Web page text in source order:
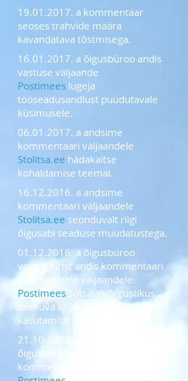
19.01.2017. a kommentaar
seoses trahvide määra
kavandatava tõstmisega.
16.01.2017. a õigusbüroo andis
vastuse väljaande
Postimees lugeja
tööseadusandlust puudutavale
küsimusele.
06.01.2017. a andsime
kommentaari väljaandele
Stolitsa.ee hädakaitse
kohaldamise teemal.
16.12.2016. a andsime
kommentaari väljaandele
Stolitsa.ee seonduvalt riigi
õigusabi seaduse muudatustega.
01.12.2016. a õigusbüroo
vanemjurist andis kommentaari
venekeelsele väljaandele
Postimees sotsiaalvõrgustikus
toimuva kirjavahetuse tõendina
kasutamise teemal.
21.10.2016. a
õigusbüroo vanemjurist andis
kommentaari väljaandele